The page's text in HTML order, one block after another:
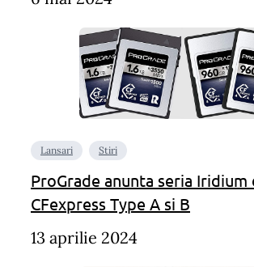
Lansari Stiri
ProGrade anunta seria Iridium
CFexpress Type A si B
13 aprilie 2024